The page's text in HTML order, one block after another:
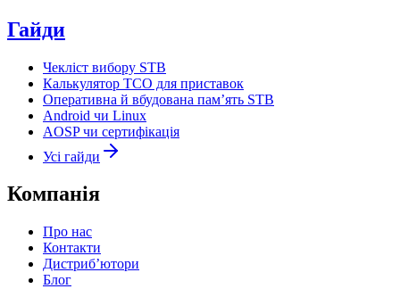
Гайди
Чекліст вибору STB
Калькулятор TCO для приставок
Оперативна й вбудована пам’ять STB
Android чи Linux
AOSP чи сертифікація
Усі гайди
Компанія
Про нас
Контакти
Дистриб’ютори
Блог